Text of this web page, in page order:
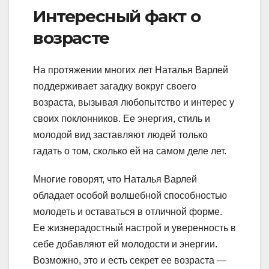
Интересный факт о
возрасте
На протяжении многих лет Наталья Варлей
поддерживает загадку вокруг своего
возраста, вызывая любопытство и интерес у
своих поклонников. Ее энергия, стиль и
молодой вид заставляют людей только
гадать о том, сколько ей на самом деле лет.
Многие говорят, что Наталья Варлей
обладает особой волшебной способностью
молодеть и оставаться в отличной форме.
Ее жизнерадостный настрой и уверенность в
себе добавляют ей молодости и энергии.
Возможно, это и есть секрет ее возраста —